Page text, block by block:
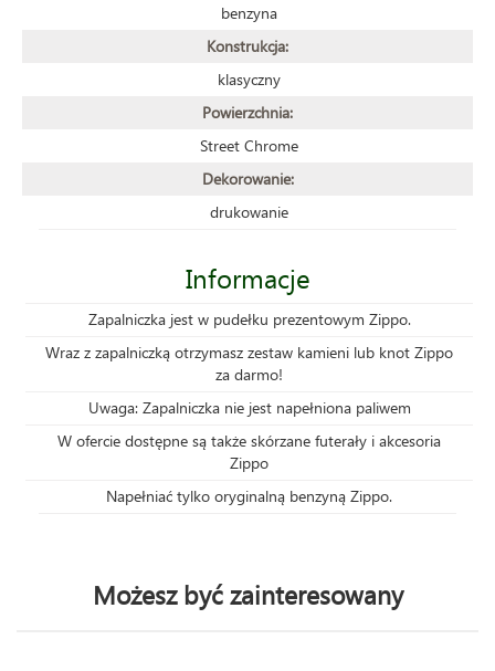
benzyna
Konstrukcja:
klasyczny
Powierzchnia:
Street Chrome
Dekorowanie:
drukowanie
Informacje
Zapalniczka jest w pudełku prezentowym Zippo.
Wraz z zapalniczką otrzymasz zestaw kamieni lub knot Zippo
za darmo!
Uwaga: Zapalniczka nie jest napełniona paliwem
W ofercie dostępne są także skórzane futerały i akcesoria
Zippo
Napełniać tylko oryginalną benzyną Zippo.
Możesz być zainteresowany